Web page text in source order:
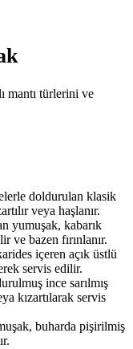
mantı türlerini ve
doldurulan klasik
veya haşlanır.
yumuşak, kabarık
ve bazen fırınlanır.
içeren açık üstlü
servis edilir.
ince sarılmış
kızartılarak servis
buharda pişirilmiş